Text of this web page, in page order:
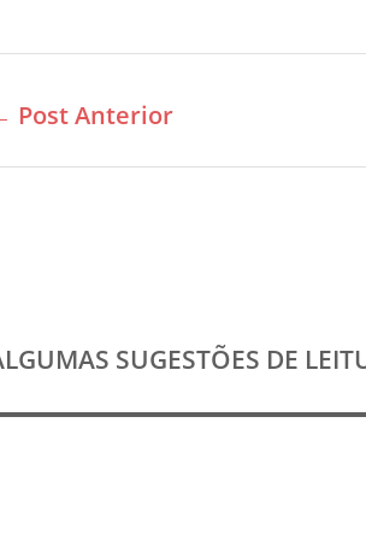
Post Anterior
SUGESTÕES DE